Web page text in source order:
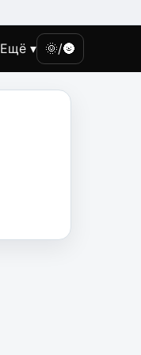
Ещё ▾ 🌞/🌚